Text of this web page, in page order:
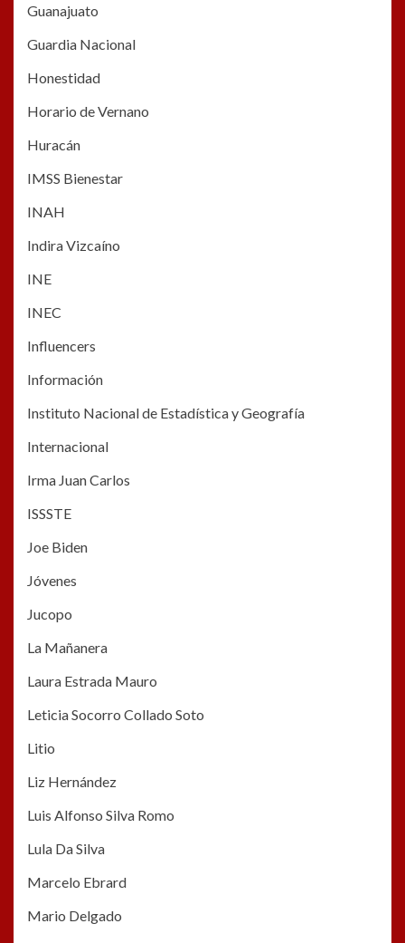
Guanajuato
Guardia Nacional
Honestidad
Horario de Vernano
Huracán
IMSS Bienestar
INAH
Indira Vizcaíno
INE
INEC
Influencers
Información
Instituto Nacional de Estadística y Geografía
Internacional
Irma Juan Carlos
ISSSTE
Joe Biden
Jóvenes
Jucopo
La Mañanera
Laura Estrada Mauro
Leticia Socorro Collado Soto
Litio
Liz Hernández
Luis Alfonso Silva Romo
Lula Da Silva
Marcelo Ebrard
Mario Delgado